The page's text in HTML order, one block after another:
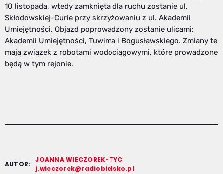
10 listopada, wtedy zamknięta dla ruchu zostanie ul.
Skłodowskiej-Curie przy skrzyżowaniu z ul. Akademii
Umiejętności. Objazd poprowadzony zostanie ulicami:
Akademii Umiejętności, Tuwima i Bogusławskiego. Zmiany te
mają związek z robotami wodociągowymi, które prowadzone
będą w tym rejonie.
AUTOR:
JOANNA WIECZOREK-TYC
j.wieczorek@radiobielsko.pl